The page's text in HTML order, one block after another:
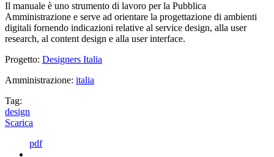
Il manuale è uno strumento di lavoro per la Pubblica
Amministrazione e serve ad orientare la progettazione di ambienti
digitali fornendo indicazioni relative al service design, alla user
research, al content design e alla user interface.
Progetto: Designers Italia
Amministrazione: italia
Tag:
design
Scarica
pdf